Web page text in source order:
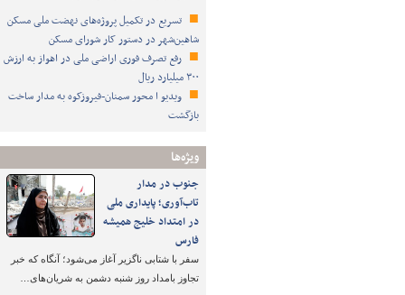
تسریع در تکمیل پروژه‌های نهضت ملی مسکن
شاهین‌شهر در دستور کار شورای مسکن
رفع تصرف فوری اراضی ملی در اهواز به ارزش
۳۰۰ میلیارد ریال
ویدیو ا محور سمنان-فیروزکوه به مدار ساخت
بازگشت
ویژه‌ها
جنوب در مدار
تاب‌آوری؛ پایداری ملی
در امتداد خلیج همیشه
فارس
سفر با شتابی ناگزیر آغاز می‌شود؛ آنگاه که خبر
تجاوز بامداد روز شنبه دشمن به شریان‌های…